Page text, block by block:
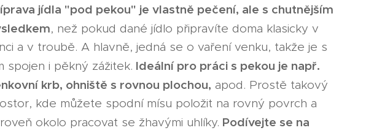
jídla "pod pekou" je vlastně pečení, ale s chutnějším
, než pokud dané jídlo připravíte doma klasicky v
a v troubě. A hlavně, jedná se o vaření venku, takže je s
spojen i pěkný zážitek. Ideální pro práci s pekou je např.
krb, ohniště s rovnou plochou, apod. Prostě takový
kde můžete spodní mísu položit na rovný povrch a
okolo pracovat se žhavými uhlíky. Podívejte se na